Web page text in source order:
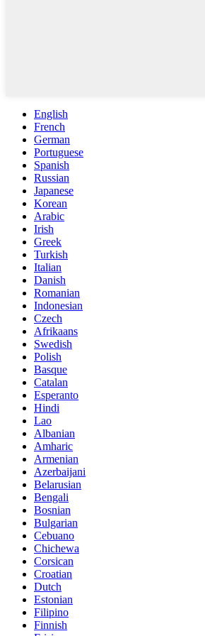
English
French
German
Portuguese
Spanish
Russian
Japanese
Korean
Arabic
Irish
Greek
Turkish
Italian
Danish
Romanian
Indonesian
Czech
Afrikaans
Swedish
Polish
Basque
Catalan
Esperanto
Hindi
Lao
Albanian
Amharic
Armenian
Azerbaijani
Belarusian
Bengali
Bosnian
Bulgarian
Cebuano
Chichewa
Corsican
Croatian
Dutch
Estonian
Filipino
Finnish